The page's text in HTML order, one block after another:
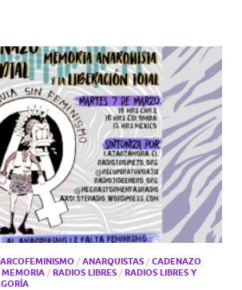
/ ANARQUISTAS / CADENAZO
MEMORIA / RADIOS LIBRES / RADIOS LIBRES Y